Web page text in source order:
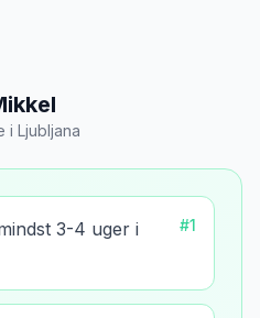
i Ljubljana
3-4 uger i
#1